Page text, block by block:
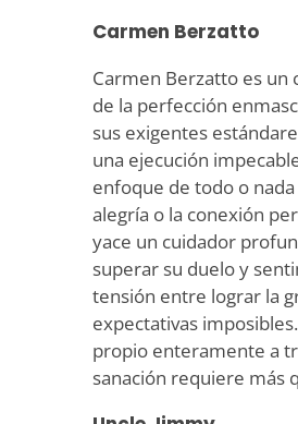
Carmen Berzatto
Carmen Berzatto es un
de la perfección
sus exigentes
una ejecución
enfoque de todo o
alegría o la conexión
yace un cuidador
superar su duelo y
tensión entre lograr la
expectativas
propio enteramente a
sanación requiere más